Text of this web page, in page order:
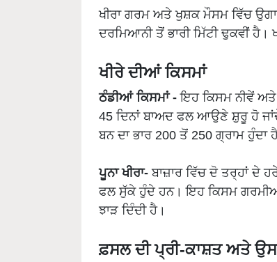
ਖੀਰਾ ਗਰਮ ਅਤੇ ਖੁਸ਼ਕ ਮੌਸਮ ਵਿੱਚ
ਦਰਮਿਆਨੀ ਤੋਂ ਭਾਰੀ ਮਿੱਟੀ ਢੁਕਵੀਂ ਹੈ।
ਖੀਰੇ ਦੀਆਂ ਕਿਸਮਾਂ
ਠੰਡੀਆਂ ਕਿਸਮਾਂ -ਇਹ ਕਿਸਮ ਨੀਵੇਂ ਅਤੇ
45 ਦਿਨਾਂ ਬਾਅਦ ਫਲ ਆਉਣੇ ਸ਼ੁਰੂ ਹੋ
ਬਨ ਦਾ ਭਾਰ 200 ਤੋਂ 250 ਗ੍ਰਾਮ
ਪੂਨਾ ਖੀਰਾ- ਬਾਜ਼ਾਰ ਵਿੱਚ ਦੋ ਤਰ੍ਹਾਂ
ਫਲ ਸੁੱਕੇ ਹੁੰਦੇ ਹਨ। ਇਹ ਕਿਸਮ
ਝਾੜ ਦਿੰਦੀ ਹੈ।
ਫ਼ਸਲ ਦੀ ਪ੍ਰੀ-ਕਾਸ਼ਤ ਅਤੇ